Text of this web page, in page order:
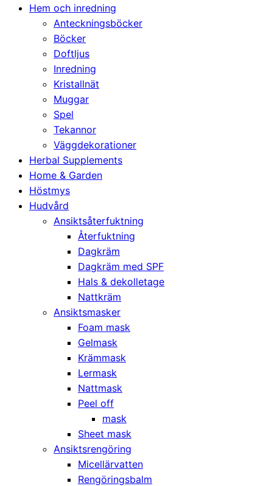
Hem och inredning
Anteckningsböcker
Böcker
Doftljus
Inredning
Kristallnät
Muggar
Spel
Tekannor
Väggdekorationer
Herbal Supplements
Home & Garden
Höstmys
Hudvård
Ansiktsåterfuktning
Återfuktning
Dagkräm
Dagkräm med SPF
Hals & dekolletage
Nattkräm
Ansiktsmasker
Foam mask
Gelmask
Krämmask
Lermask
Nattmask
Peel off
mask
Sheet mask
Ansiktsrengöring
Micellärvatten
Rengöringsbalm